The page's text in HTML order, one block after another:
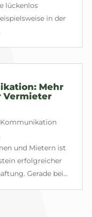
lückenlos
in der
Mehr
Vermieter
und Mietern ist
erfolgreicher
Gerade bei...